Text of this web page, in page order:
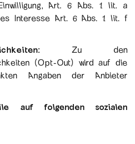
Art. 6 Abs. 1 lit. a
Interesse Art. 6 Abs. 1 lit. f
Zu den
(Opt-Out) wird auf die
Angaben der Anbieter
auf folgenden sozialen